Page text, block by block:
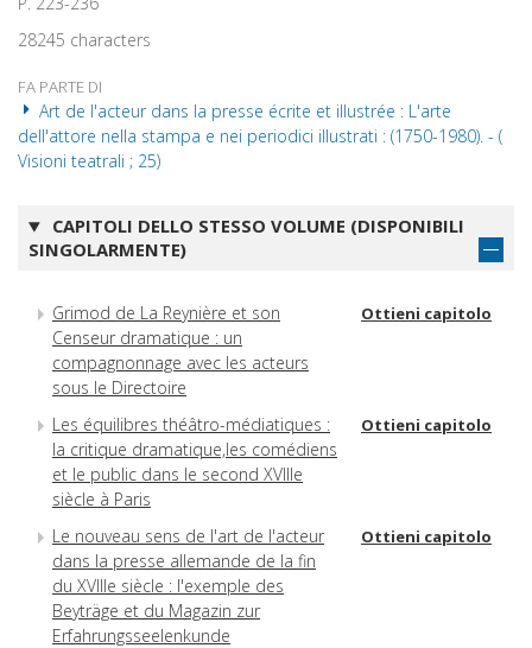
28245 characters
FA PARTE DI
Art de l'acteur dans la presse écrite et illustrée : L'arte
dell'attore nella stampa e nei periodici illustrati : (1750-1980). - (
Visioni teatrali ; 25)
CAPITOLI DELLO STESSO VOLUME (DISPONIBILI
SINGOLARMENTE)
Grimod de La Reynière et son
Censeur dramatique : un
compagnonnage avec les acteurs
sous le Directoire
Ottieni capitolo
Les équilibres théâtro-médiatiques :
la critique dramatique,les comédiens
et le public dans le second XVIIIe
siècle à Paris
Ottieni capitolo
Le nouveau sens de l'art de l'acteur
dans la presse allemande de la fin
du XVIIIe siècle : l'exemple des
Beyträge et du Magazin zur
Erfahrungsseelenkunde
Ottieni capitolo